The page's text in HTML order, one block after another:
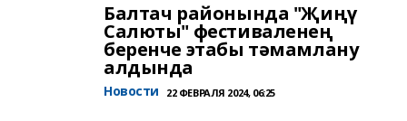
Балтач районында "Җиңү
Салюты" фестиваленең
беренче этабы тәмамлану
алдында
Новости 22 ФЕВРАЛЯ 2024, 06:25